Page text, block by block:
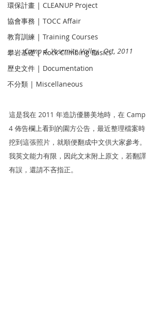
環保計畫 | CLEANUP Project
協會事務 | TOCC Affair
教育訓練 | Training Courses
攀岩基礎 | Rock Climbing Basics
歷史文件 | Documentation
不分類 | Miscellaneous
Camp 4, Yosemite Valley.  Oct, 2011
這是我在 2011 年造訪優勝美地時，在 Camp
4 佈告欄上看到的園方公告，最近整理檔案時
挖到這張照片，就順便翻成中文供大家參考。
我英文能力有限，因此文末附上原文，若翻譯
有誤，還請不吝指正。